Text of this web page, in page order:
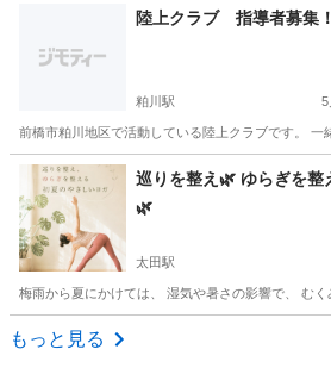
水泳 プール
陸上クラブ 指導者募集
粕川駅 5
前橋市粕川地区で活動している陸上クラブです。
群馬 前橋市 粕川駅 その他 陸上
巡りを整え🌿 ゆらぎを
🌿
太田駅
梅雨から夏にかけては、 湿気や暑さの影響で、 む
群馬 太田市
もっと見る